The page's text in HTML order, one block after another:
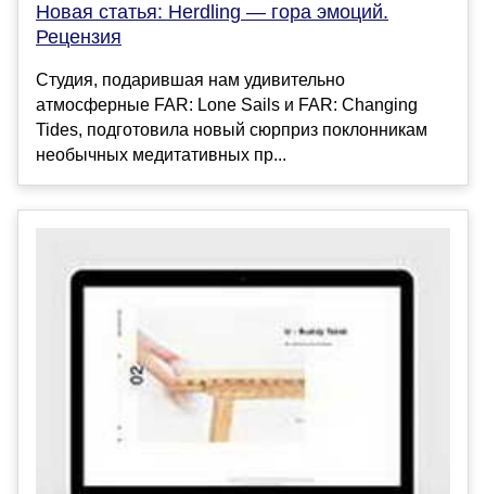
Новая статья: Herdling — гора эмоций.
Рецензия
Студия, подарившая нам удивительно
атмосферные FAR: Lone Sails и FAR: Changing
Tides, подготовила новый сюрприз поклонникам
необычных медитативных пр...